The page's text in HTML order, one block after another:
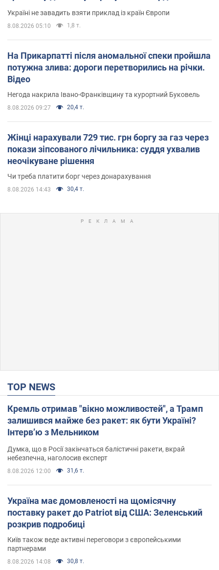
Україні не завадить взяти приклад із країн Європи
8.08.2026 05:10 1,8 т.
На Прикарпатті після аномальної спеки пройшла
потужна злива: дороги перетворились на річки.
Відео
Негода накрила Івано-Франківщину та курортний Буковель
8.08.2026 09:27 20,4 т.
Жінці нарахували 729 тис. грн боргу за газ через
покази зіпсованого лічильника: суддя ухвалив
неочікуване рішення
Чи треба платити борг через донарахування
8.08.2026 14:43 30,4 т.
TOP NEWS
Кремль отримав "вікно можливостей", а Трамп
залишився майже без ракет: як бути Україні?
Інтерв’ю з Мельником
Думка, що в Росії закінчаться балістичні ракети, вкрай
небезпечна, наголосив експерт
8.08.2026 12:00 31,6 т.
Україна має домовленості на щомісячну
поставку ракет до Patriot від США: Зеленський
розкрив подробиці
Київ також веде активні переговори з європейськими
партнерами
8.08.2026 14:08 30,8 т.